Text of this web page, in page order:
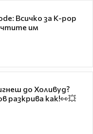
Всичко за K-pop
им
до Холивуд?
разкрива как!👀💥